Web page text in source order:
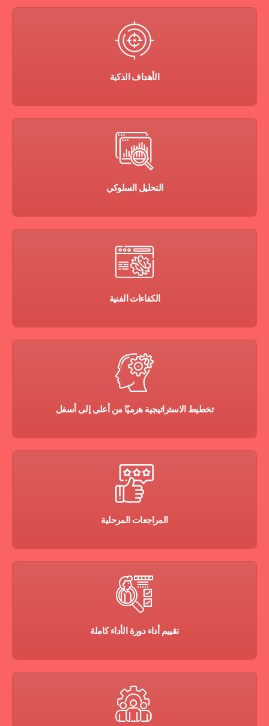
الأهداف الذكية
التحليل السلوكي
الكفاءات الفنية
تخطيط الاستراتيجية هرميًا من أعلى إلى أسفل
المراجعات المرحلية
تقييم أداء دورة الأداء كاملة